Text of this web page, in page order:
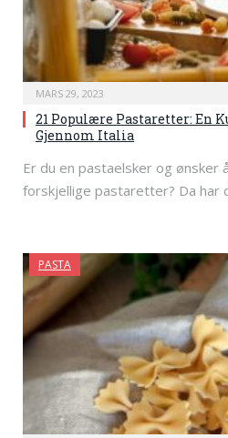
MARS 29, 2023
21 Populære Pastaretter: En
Gjennom Italia
Er du en pastaelsker og ønsker
forskjellige pastaretter? Da har
PASTA